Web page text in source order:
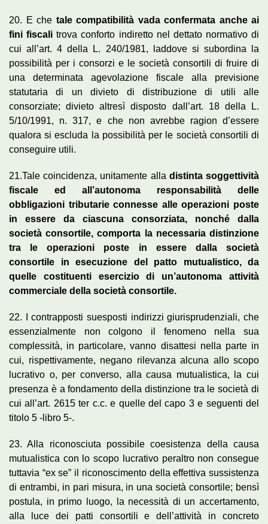
20. E che tale compatibilità vada confermata anche ai
fini fiscali trova conforto indiretto nel dettato normativo di
cui all’art. 4 della L. 240/1981, laddove si subordina la
possibilità per i consorzi e le società consortili di fruire di
una determinata agevolazione fiscale alla previsione
statutaria di un divieto di distribuzione di utili alle
consorziate; divieto altresì disposto dall’art. 18 della L.
5/10/1991, n. 317, e che non avrebbe ragion d’essere
qualora si escluda la possibilità per le società consortili di
conseguire utili.
21.Tale coincidenza, unitamente alla distinta soggettività
fiscale ed all’autonoma responsabilità delle
obbligazioni tributarie connesse alle operazioni poste
in essere da ciascuna consorziata, nonché dalla
società consortile, comporta la necessaria distinzione
tra le operazioni poste in essere dalla società
consortile in esecuzione del patto mutualistico, da
quelle costituenti esercizio di un’autonoma attività
commerciale della società consortile.
22. I contrapposti suesposti indirizzi giurisprudenziali, che
essenzialmente non colgono il fenomeno nella sua
complessità, in particolare, vanno disattesi nella parte in
cui, rispettivamente, negano rilevanza alcuna allo scopo
lucrativo o, per converso, alla causa mutualistica, la cui
presenza è a fondamento della distinzione tra le società di
cui all’art. 2615 ter c.c. e quelle del capo 3 e seguenti del
titolo 5 -libro 5-.
23. Alla riconosciuta possibile coesistenza della causa
mutualistica con lo scopo lucrativo peraltro non consegue
tuttavia “ex se” il riconoscimento della effettiva sussistenza
di entrambi, in pari misura, in una società consortile; bensì
postula, in primo luogo, la necessità di un accertamento,
alla luce dei patti consortili e dell’attività in concreto